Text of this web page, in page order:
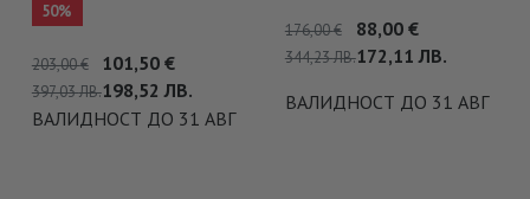
50%
101,50 €
198,52ЛВ.
203,00€
397,03ЛВ.
ВАЛИДНОСТ ДО 31 АВГ
88,00 €
172,11ЛВ.
176,00€
344,23ЛВ.
ВАЛИДНОСТ ДО 31 АВГ